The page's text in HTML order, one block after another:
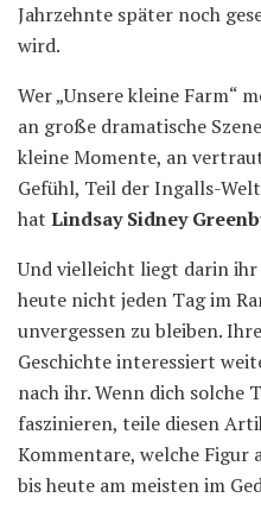
Jahrzehnte später noch
wird.
Wer „Unsere kleine Farm“
an große dramatische
kleine Momente, an
Gefühl, Teil der Ingalls-
hat Lindsay Sidney
Und vielleicht liegt darin
heute nicht jeden Tag im
unvergessen zu bleiben.
Geschichte interessiert
nach ihr. Wenn dich solche
faszinieren, teile diesen
Kommentare, welche Figur
bis heute am meisten im